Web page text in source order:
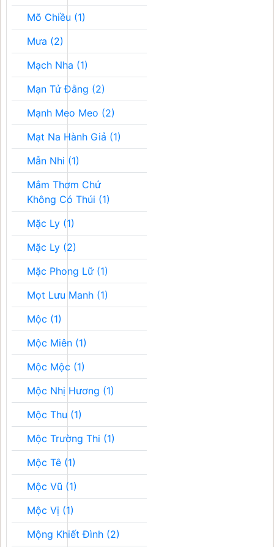
Mõ Chiều (1)
Mưa (2)
Mạch Nha (1)
Mạn Tử Đằng (2)
Mạnh Meo Meo (2)
Mạt Na Hành Giả (1)
Mẫn Nhi (1)
Mắm Thơm Chứ
Không Có Thúi (1)
Mặc Ly (1)
Mặc Ly (2)
Mặc Phong Lữ (1)
Mọt Lưu Manh (1)
Mộc (1)
Mộc Miên (1)
Mộc Mộc (1)
Mộc Nhị Hương (1)
Mộc Thu (1)
Mộc Trường Thi (1)
Mộc Tê (1)
Mộc Vũ (1)
Mộc Vị (1)
Mộng Khiết Đình (2)